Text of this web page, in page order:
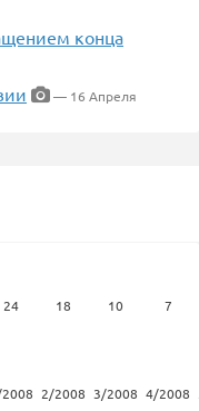
конца
— 16 Апреля
24 18
2/2008
10
3/2008
7
4/2008